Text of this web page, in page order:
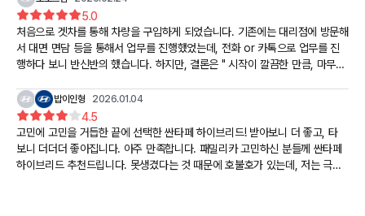
5.0
처음으로 겟차를 통해 차량을 구입하게 되었습니다. 기존에는 대리점에 방문해
서 대면 면담 등을 통해서 업무를 진행했었는데, 전화 or 카톡으로 업무를 진
행하다 보니 반신반의 했습니다. 하지만, 결론은 " 시작이 깔끔한 만큼, 마무리
밥이인형 2026.01.04
4.5
고민에 고민을 거듭한 끝에 선택한 싼타페 하이브리드! 받아보니 더 좋고, 타
보니 더더더 좋아집니다. 아주 만족합니다. 패밀리카 고민하신 분들께 싼타페
하이브리드 추천드립니다. 못생겼다는 것 때문에 호불호가 있는데, 저는 극호